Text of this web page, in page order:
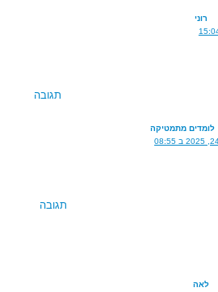
רוני
תגובה
לומדים מתמטיקה
תגובה
לאה